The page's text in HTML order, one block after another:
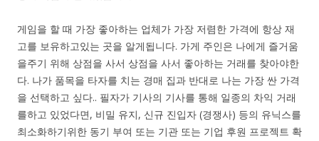
게임을 할 때 가장 좋아하는 업체가 가장 저렴한 가격에 항상 재
고를 보유하고있는 곳을 알게됩니다. 가게 주인은 나에게 즐거움
을주기 위해 상점을 사서 상점을 사서 좋아하는 거래를 찾아야한
다. 나가 품목을 타자를 치는 경매 집과 반대로 나는 가장 싼 가격
을 선택하고 싶다.. 필자가 기사의 기사를 통해 일종의 차익 거래
를하고 있었다면, 비밀 유지, 신규 진입자 (경쟁사) 등의 유닉스를
최소화하기위한 동기 부여 또는 기관 또는 기업 후원 프로젝트 확